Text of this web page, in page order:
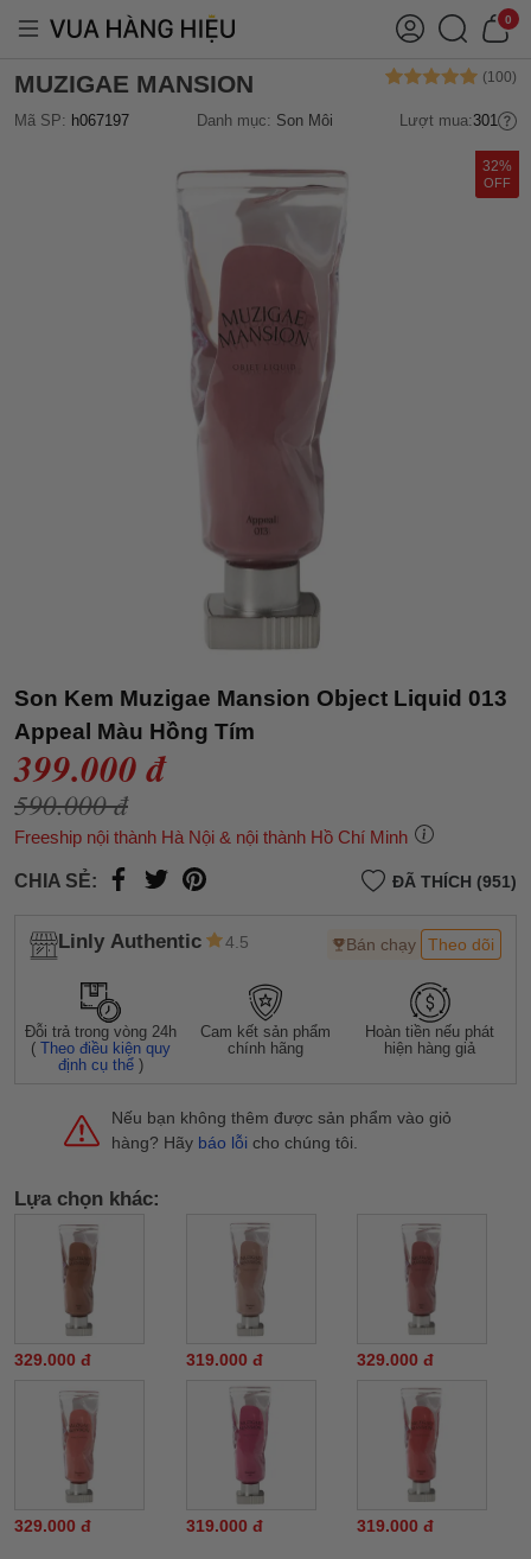
0
MUZIGAE MANSION
Mã SP: h067197 Danh mục: Son Môi Lượt mua:301
32%
OFF
Son Kem Muzigae Mansion Object Liquid 013
Appeal Màu Hồng Tím
399.000 đ
590.000 đ
Freeship nội thành Hà Nội & nội thành Hồ Chí Minh
CHIA SẺ: ĐÃ THÍCH (951)
Linly Authentic 4.5 Bán chạy Theo dõi
Đỗi trả trong vòng 24h
(Theo điều kiện quy
định cụ thể )
Cam kết sản phẩm
chính hãng
Hoàn tiền nếu phát
hiện hàng giả
Nếu bạn không thêm được sản phẩm vào giỏ
hàng? Hãy báo lỗi cho chúng tôi.
Lựa chọn khác:
329.000 đ 319.000 đ 329.000 đ
329.000 đ 319.000 đ 319.000 đ